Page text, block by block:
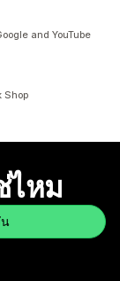
and YouTube
Shop
ไหม